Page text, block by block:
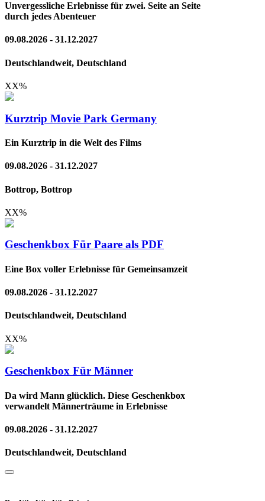
Unvergessliche Erlebnisse für zwei. Seite an Seite
durch jedes Abenteuer
09.08.2026 - 31.12.2027
Deutschlandweit, Deutschland
XX%
Kurztrip Movie Park Germany
Ein Kurztrip in die Welt des Films
09.08.2026 - 31.12.2027
Bottrop, Bottrop
XX%
Geschenkbox Für Paare als PDF
Eine Box voller Erlebnisse für Gemeinsamzeit
09.08.2026 - 31.12.2027
Deutschlandweit, Deutschland
XX%
Geschenkbox Für Männer
Da wird Mann glücklich. Diese Geschenkbox
verwandelt Männerträume in Erlebnisse
09.08.2026 - 31.12.2027
Deutschlandweit, Deutschland